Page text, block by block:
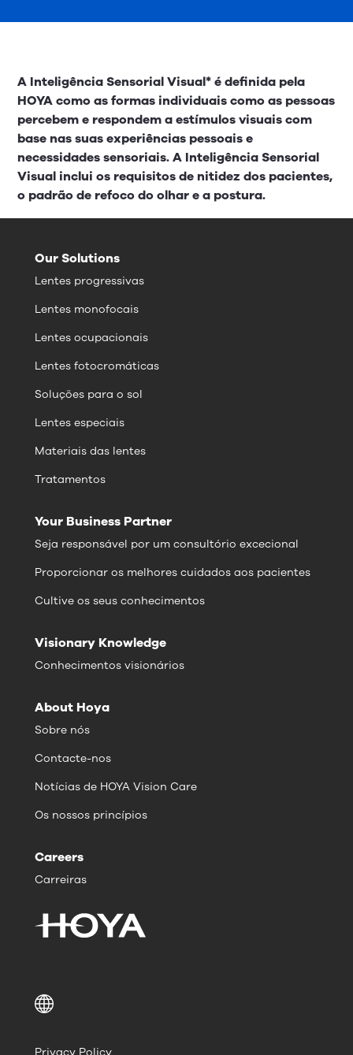
A Inteligência Sensorial Visual* é definida pela
HOYA como as formas individuais como as pessoas
percebem e respondem a estímulos visuais com
base nas suas experiências pessoais e
necessidades sensoriais. A Inteligência Sensorial
Visual inclui os requisitos de nitidez dos pacientes,
o padrão de refoco do olhar e a postura.​
Our Solutions
Lentes progressivas
Lentes monofocais
Lentes ocupacionais
Lentes fotocromáticas
Soluções para o sol
Lentes especiais
Materiais das lentes
Tratamentos
Your Business Partner
Seja responsável por um consultório excecional
Proporcionar os melhores cuidados aos pacientes
Cultive os seus conhecimentos
Visionary Knowledge
Conhecimentos visionários
About Hoya
Sobre nós
Contacte-nos
Notícias de HOYA Vision Care
Os nossos princípios
Careers
Carreiras